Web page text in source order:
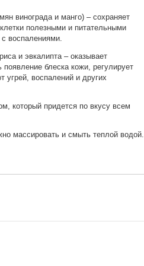
тканевая маска
Nutri-
Mask
в корзину
винограда и манго) – сохраняет
полезными и питательными
воспалениями.
и эвкалипта – оказывает
блеска кожи, регулирует
угрей, воспалений и других
который придется по вкусу всем
массировать и смыть теплой водой.